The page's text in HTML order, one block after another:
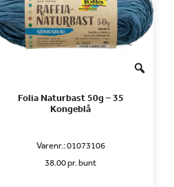
Folia Naturbast 50g – 35
Kongeblå
Varenr.:01073106
38.00 pr. bunt